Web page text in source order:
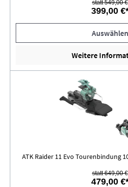
statt 549,00 €
399,00
Auswählen
Weitere
ATK Raider 11 Evo Tourenbindung
statt 649,00 €
479,00